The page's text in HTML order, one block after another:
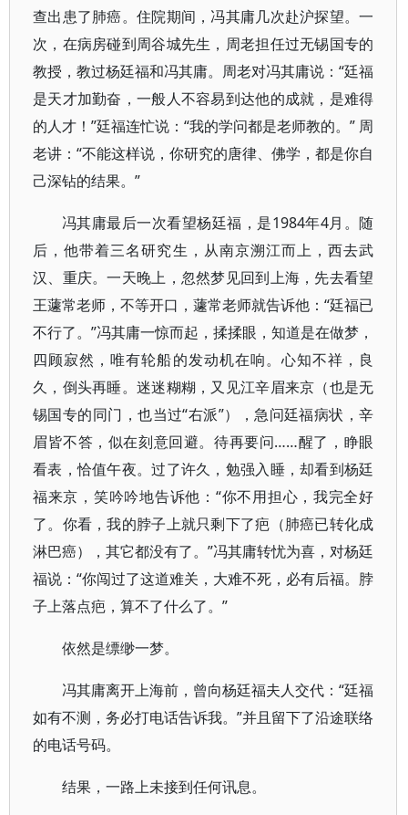
查出患了肺癌。住院期间，冯其庸几次赴沪探望。一
次，在病房碰到周谷城先生，周老担任过无锡国专的
教授，教过杨廷福和冯其庸。周老对冯其庸说：“廷福
是天才加勤奋，一般人不容易到达他的成就，是难得
的人才！”廷福连忙说：“我的学问都是老师教的。” 周
老讲：“不能这样说，你研究的唐律、佛学，都是你自
己深钻的结果。”
冯其庸最后一次看望杨廷福，是1984年4月。随
后，他带着三名研究生，从南京溯江而上，西去武
汉、重庆。一天晚上，忽然梦见回到上海，先去看望
王蘧常老师，不等开口，蘧常老师就告诉他：“廷福已
不行了。”冯其庸一惊而起，揉揉眼，知道是在做梦，
四顾寂然，唯有轮船的发动机在响。心知不祥，良
久，倒头再睡。迷迷糊糊，又见江辛眉来京（也是无
锡国专的同门，也当过“右派”），急问廷福病状，辛
眉皆不答，似在刻意回避。待再要问……醒了，睁眼
看表，恰值午夜。过了许久，勉强入睡，却看到杨廷
福来京，笑吟吟地告诉他：“你不用担心，我完全好
了。你看，我的脖子上就只剩下了疤（肺癌已转化成
淋巴癌），其它都没有了。”冯其庸转忧为喜，对杨廷
福说：“你闯过了这道难关，大难不死，必有后福。脖
子上落点疤，算不了什么了。”
依然是缥缈一梦。
冯其庸离开上海前，曾向杨廷福夫人交代：“廷福
如有不测，务必打电话告诉我。”并且留下了沿途联络
的电话号码。
结果，一路上未接到任何讯息。